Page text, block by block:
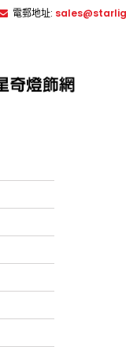
電郵地址: